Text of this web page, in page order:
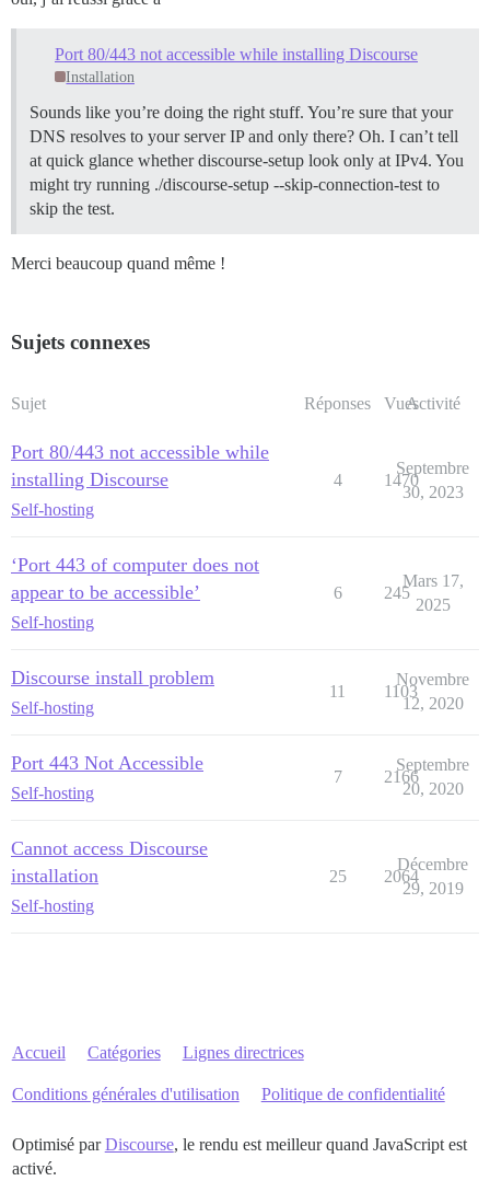
Port 80/443 not accessible while installing Discourse
Installation
Sounds like you’re doing the right stuff. You’re sure that your
DNS resolves to your server IP and only there? Oh. I can’t tell
at quick glance whether discourse-setup look only at IPv4. You
might try running ./discourse-setup --skip-connection-test to
skip the test.
Merci beaucoup quand même !
Sujets connexes
Sujet Réponses VuesActivité
Port 80/443 not accessible while
installing Discourse
Self-hosting
4 1470
Septembre
30, 2023
‘Port 443 of computer does not
appear to be accessible’
Self-hosting
6 245
Mars 17,
2025
Discourse install problem
Self-hosting
11 1103
Novembre
12, 2020
Port 443 Not Accessible
Self-hosting
7 2166
Septembre
20, 2020
Cannot access Discourse
installation
Self-hosting
25 2064
Décembre
29, 2019
Accueil Catégories Lignes directrices
Conditions générales d'utilisation Politique de confidentialité
Optimisé parDiscourse, le rendu est meilleur quand JavaScript est
activé.